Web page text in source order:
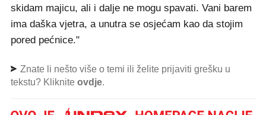
skidam majicu, ali i dalje ne mogu spavati. Vani barem
ima daška vjetra, a unutra se osjećam kao da stojim
pored pećnice."
Znate li nešto više o temi ili želite prijaviti grešku u
tekstu? Kliknite ovdje.